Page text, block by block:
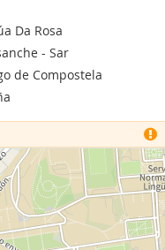
Da Rosa
- Sar
de Compostela